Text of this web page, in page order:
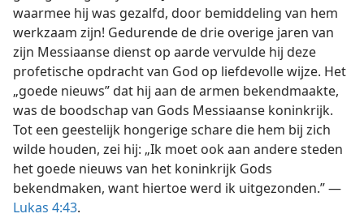
waarmee hij was gezalfd, door bemiddeling van hem
werkzaam zijn! Gedurende de drie overige jaren van
zijn Messiaanse dienst op aarde vervulde hij deze
profetische opdracht van God op liefdevolle wijze. Het
„goede nieuws” dat hij aan de armen bekendmaakte,
was de boodschap van Gods Messiaanse koninkrijk.
Tot een geestelijk hongerige schare die hem bij zich
wilde houden, zei hij: „Ik moet ook aan andere steden
het goede nieuws van het koninkrijk Gods
bekendmaken, want hiertoe werd ik uitgezonden.” —
Lukas 4:43.